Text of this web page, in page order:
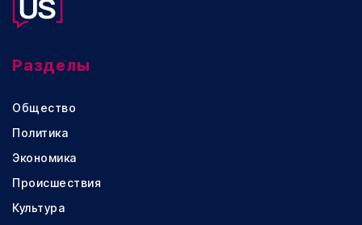
Разделы
Общество
Политика
Экономика
Происшествия
Культура